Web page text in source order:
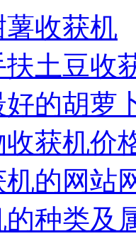
薯收获机
土豆收
的胡萝
获机价
的网站
种类及